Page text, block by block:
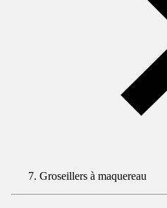
Groseillers à maquereau